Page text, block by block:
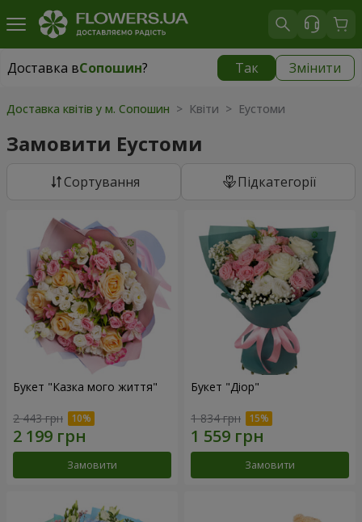
Доставка вСопошин? Так Змінити
Доставка вСопошин|
Доставка квітів у м. Сопошин > Квіти > Еустоми
Замовити Еустоми
Сортування Підкатегорії
Букет "Казка мого життя"
2 443 грн
Замовити
Букет "Діор"
1 834 грн
Замовити